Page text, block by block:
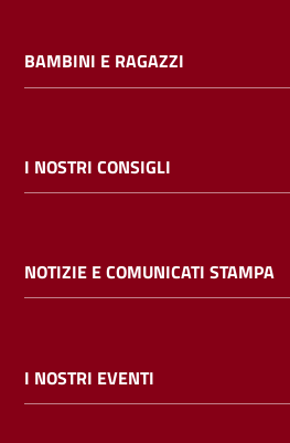
cataloghi
bibliotecario
BAMBINI E RAGAZZI
I NOSTRI CONSIGLI
NOTIZIE E COMUNICATI STAMPA
I NOSTRI EVENTI